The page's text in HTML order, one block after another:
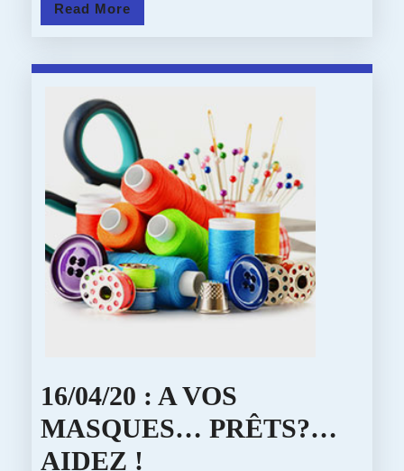
Read More
More
16/04/20 : A VOS
MASQUES… PRÊTS?…
AIDEZ !